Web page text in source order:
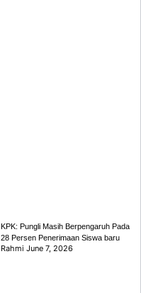
KPK: Pungli Masih Berpengaruh Pada
28 Persen Penerimaan Siswa baru
RahmiJune 7, 2026